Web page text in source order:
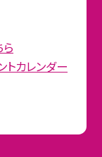
カレンダー